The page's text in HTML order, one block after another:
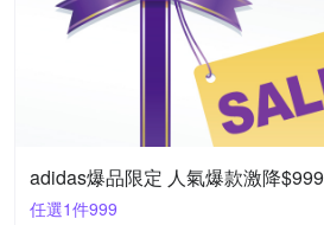
adidas爆品限定 人氣爆款激降$999
任選1件999